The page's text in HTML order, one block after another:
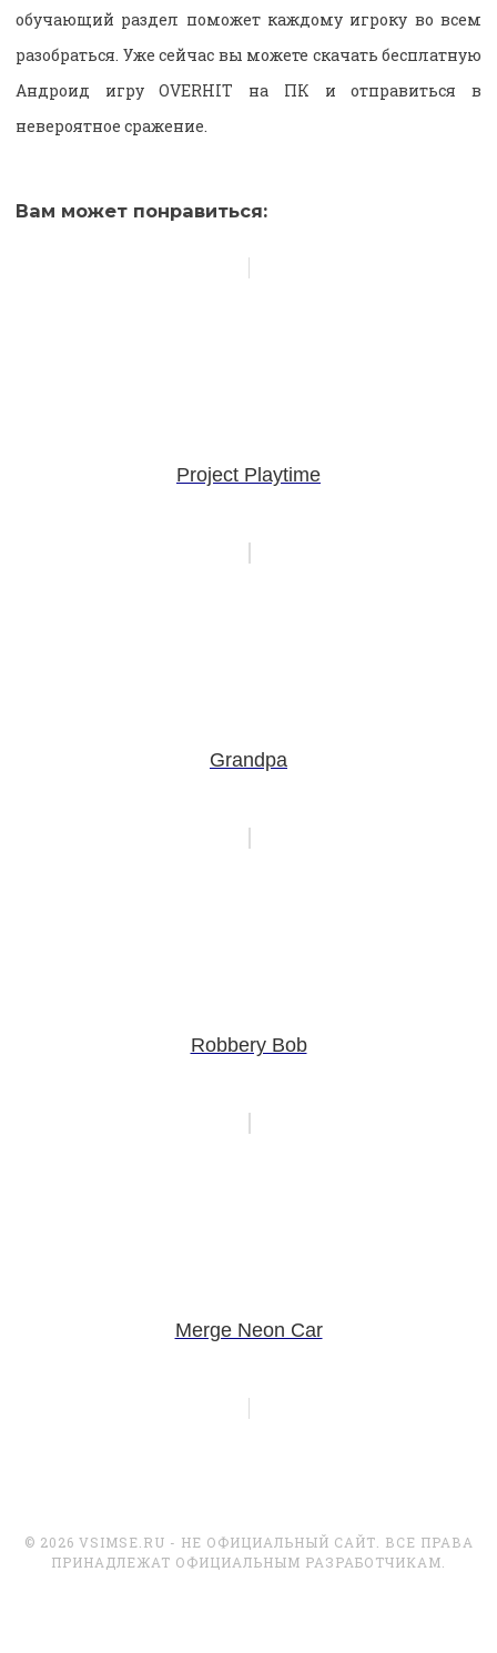
обучающий раздел поможет каждому игроку во всем
разобраться. Уже сейчас вы можете скачать бесплатную
Андроид игру OVERHIT на ПК и отправиться в
невероятное сражение.
Вам может понравиться:
Project Playtime
Grandpa
Robbery Bob
Merge Neon Car
© 2026 VSIMSE.RU - НЕ ОФИЦИАЛЬНЫЙ САЙТ. ВСЕ ПРАВА
ПРИНАДЛЕЖАТ ОФИЦИАЛЬНЫМ РАЗРАБОТЧИКАМ.